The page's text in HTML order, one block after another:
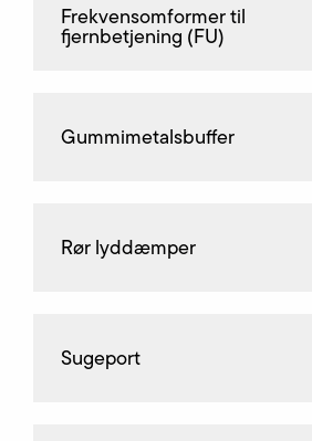
Frekvensomformer til
fjernbetjening (FU)
Gummimetalsbuffer
Rør lyddæmper
Sugeport